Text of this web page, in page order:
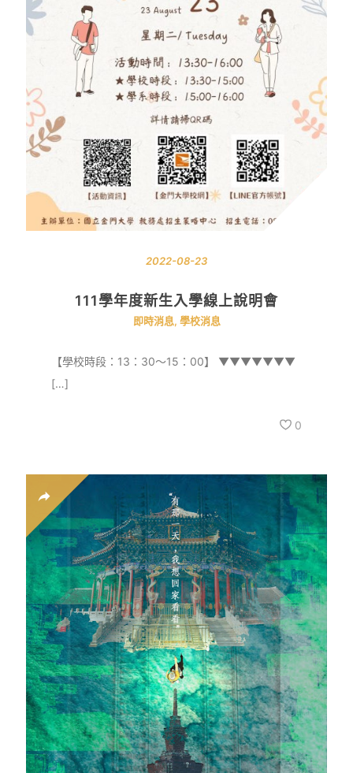
2022-08-23
111學年度新生入學線上說明會
即時消息, 學校消息
【學校時段：13：30～15：00】 ▼▼▼▼▼▼▼
[…]
0